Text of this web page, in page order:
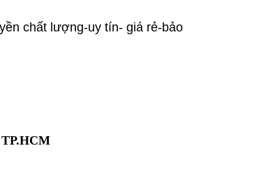
chất lượng-uy tín- giá rẻ-bảo